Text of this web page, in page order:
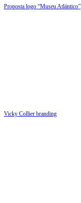
Proposta logo “Museu Atlántico”
Vicky Collier branding